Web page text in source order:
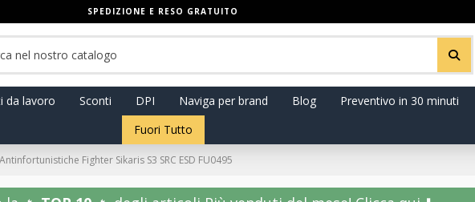
SPEDIZIONE E RESO GRATUITO
da lavoro Sconti DPI Naviga per brand Blog Preventivo in 30 minuti
Fuori Tutto
Fighter Sikaris S3 SRC ESD FU0495